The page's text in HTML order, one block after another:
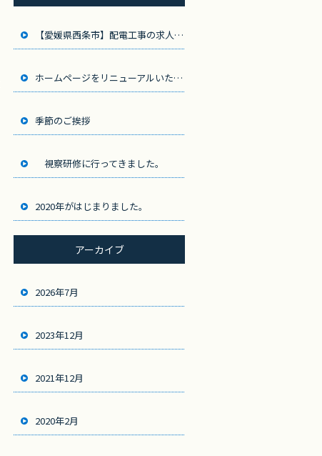
【愛媛県西条市】配電工事の求人募集！地域のインフラを支えるやりがいのある仕事
ホームページをリニューアルいたしました。
季節のご挨拶
視察研修に行ってきました。
2020年がはじまりました。
アーカイブ
2026年7月
2023年12月
2021年12月
2020年2月